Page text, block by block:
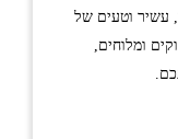
עשיר וטעים של
ומלוחים,